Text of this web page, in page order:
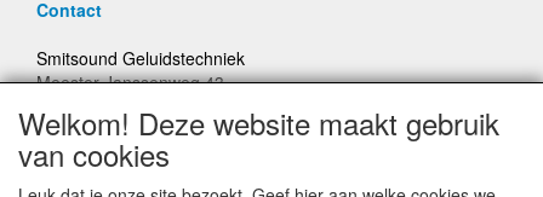
Contact
Smitsound Geluidstechniek
Meester Janssenweg 43
E-mail: info@smitsound.nl
Telefoon: +31-(0)6-22256322
Welkom! Deze website maakt gebruik
van cookies